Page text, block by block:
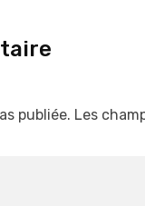
publiée. Les